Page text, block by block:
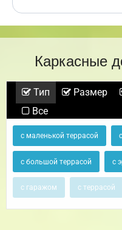
Каркасные
Тип Размер
Все
с маленькой террасой
с большой террасой с
с гаражом с террасой